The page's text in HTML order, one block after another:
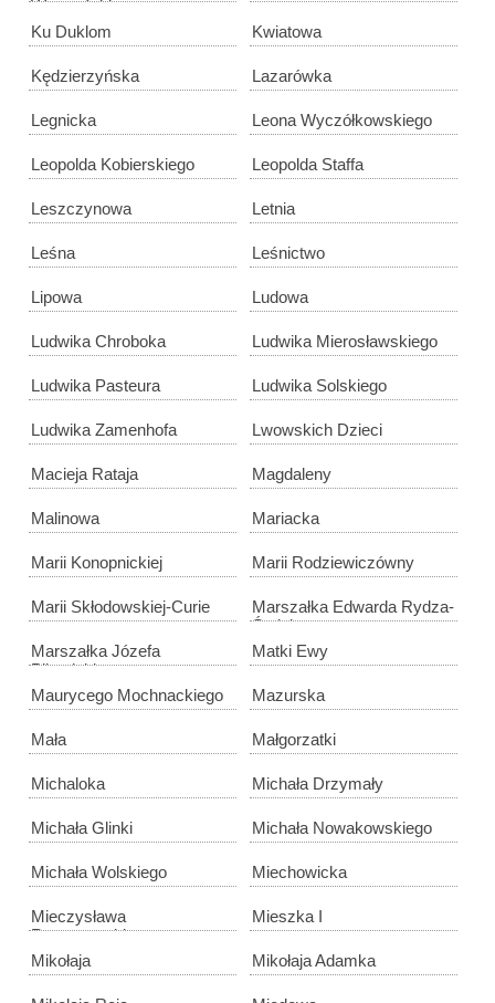
Wyszyńskiego
Ku Duklom
Kwiatowa
Kędzierzyńska Lazarówka
Legnicka Leona Wyczółkowskiego
Leopolda Kobierskiego Leopolda Staffa
Leszczynowa Letnia
Leśna Leśnictwo
Lipowa Ludowa
Ludwika Chroboka Ludwika Mierosławskiego
Ludwika Pasteura Ludwika Solskiego
Ludwika Zamenhofa Lwowskich Dzieci
Macieja Rataja Magdaleny
Malinowa Mariacka
Marii Konopnickiej Marii Rodziewiczówny
Marii Skłodowskiej-Curie
Marszałka Edwarda Rydza-
Śmigłego
Marszałka Józefa
Piłsudskiego
Matki Ewy
Maurycego Mochnackiego Mazurska
Mała Małgorzatki
Michaloka Michała Drzymały
Michała Glinki Michała Nowakowskiego
Michała Wolskiego Miechowicka
Mieczysława
Romanowskiego
Mieszka I
Mikołaja Mikołaja Adamka